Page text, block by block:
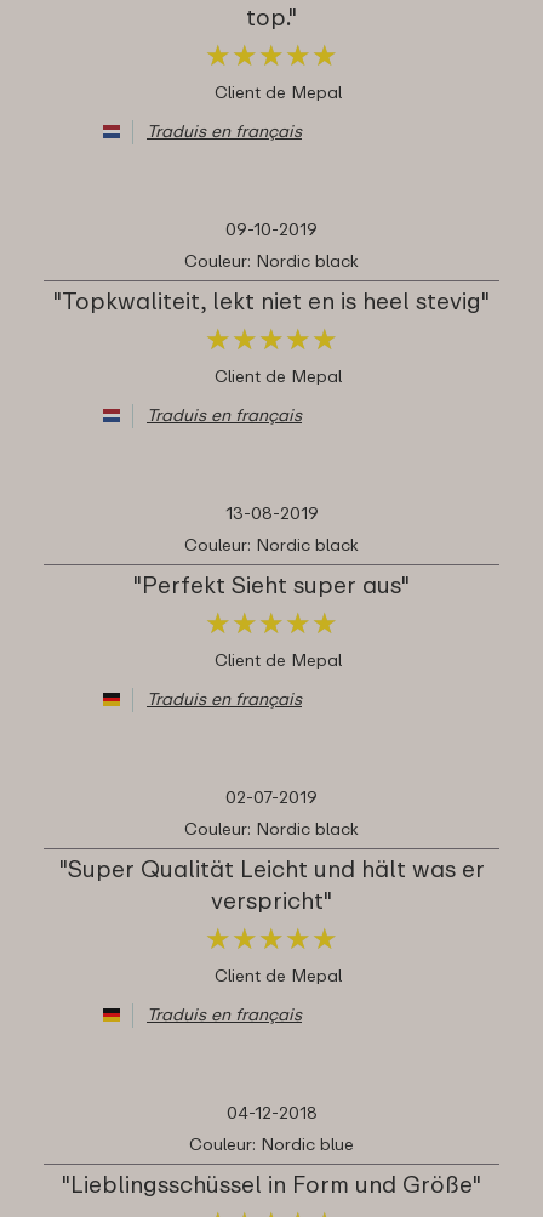
top."
★★★★★
★★★★★
Client de Mepal
Traduis en français
09-10-2019
Couleur: Nordic black
"Topkwaliteit, lekt niet en is heel stevig"
★★★★★
★★★★★
Client de Mepal
Traduis en français
13-08-2019
Couleur: Nordic black
"Perfekt Sieht super aus"
★★★★★
★★★★★
Client de Mepal
Traduis en français
02-07-2019
Couleur: Nordic black
"Super Qualität Leicht und hält was er
verspricht"
★★★★★
★★★★★
Client de Mepal
Traduis en français
04-12-2018
Couleur: Nordic blue
"Lieblingsschüssel in Form und Größe"